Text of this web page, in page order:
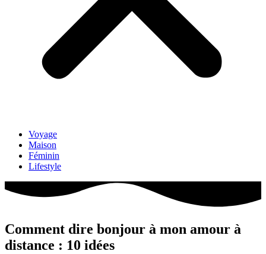
Voyage
Maison
Féminin
Lifestyle
Comment dire bonjour à mon amour à
distance : 10 idées